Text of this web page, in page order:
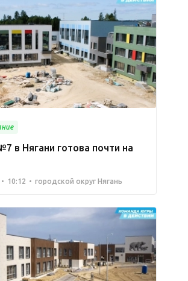
в Нягани готова почти на
10:12 городской округ Нягань